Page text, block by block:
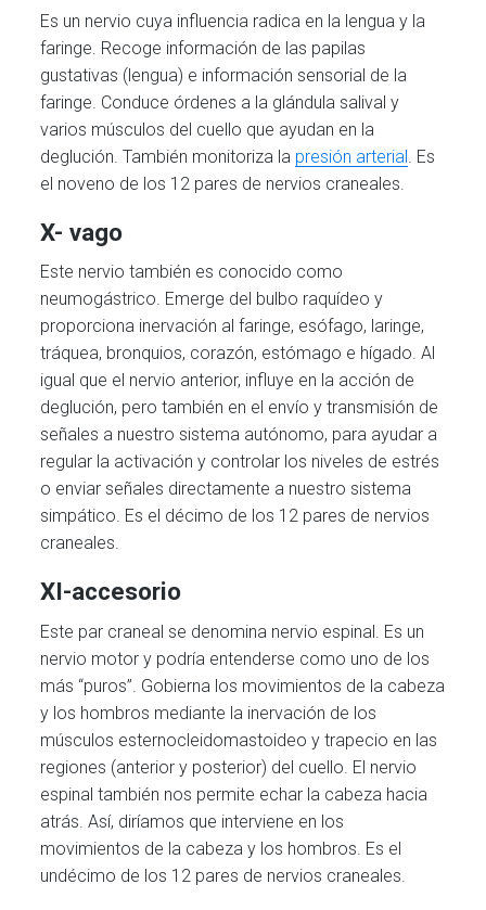
Es un nervio cuya influencia radica en la lengua y la
faringe. Recoge información de las papilas
gustativas (lengua) e información sensorial de la
faringe. Conduce órdenes a la glándula salival y
varios músculos del cuello que ayudan en la
deglución. También monitoriza la presión arterial. Es
el noveno de los 12 pares de nervios craneales.
X- vago
Este nervio también es conocido como
neumogástrico. Emerge del bulbo raquídeo y
proporciona inervación al faringe, esófago, laringe,
tráquea, bronquios, corazón, estómago e hígado. Al
igual que el nervio anterior, influye en la acción de
deglución, pero también en el envío y transmisión de
señales a nuestro sistema autónomo, para ayudar a
regular la activación y controlar los niveles de estrés
o enviar señales directamente a nuestro sistema
simpático. Es el décimo de los 12 pares de nervios
craneales.
XI-accesorio
Este par craneal se denomina nervio espinal. Es un
nervio motor y podría entenderse como uno de los
más “puros”. Gobierna los movimientos de la cabeza
y los hombros mediante la inervación de los
músculos esternocleidomastoideo y trapecio en las
regiones (anterior y posterior) del cuello. El nervio
espinal también nos permite echar la cabeza hacia
atrás. Así, diríamos que interviene en los
movimientos de la cabeza y los hombros. Es el
undécimo de los 12 pares de nervios craneales.